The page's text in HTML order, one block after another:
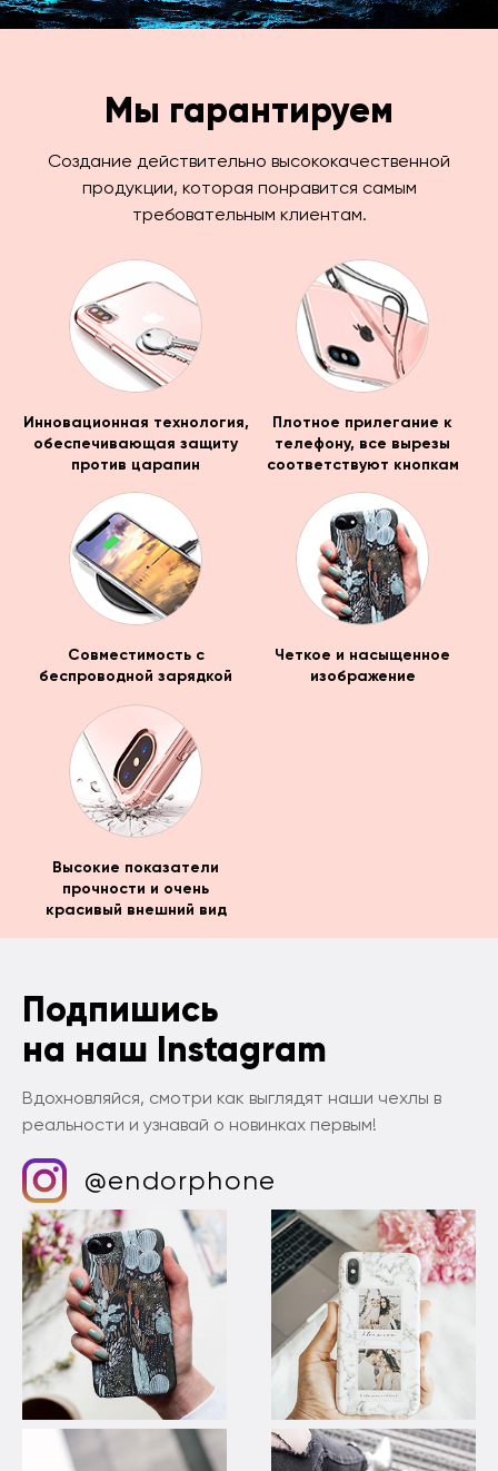
Мы гарантируем
Создание действительно высококачественной
продукции, которая понравится самым
требовательным клиентам.
Инновационная технология,
обеспечивающая защиту
против царапин
Плотное прилегание к
телефону, все вырезы
соответствуют кнопкам
Совместимость с
беспроводной зарядкой
Четкое и насыщенное
изображение
Высокие показатели
прочности и очень
красивый внешний вид
Подпишись
на наш Instagram
Вдохновляйся, смотри как выглядят наши чехлы в
реальности и узнавай о новинках первым!
@endorphone